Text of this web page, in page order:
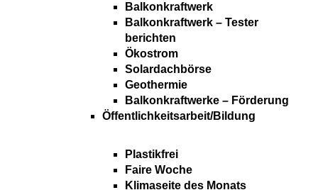
Balkonkraftwerk
Balkonkraftwerk – Tester
berichten
Ökostrom
Solardachbörse
Geothermie
Balkonkraftwerke – Förderung
Öffentlichkeitsarbeit/Bildung
Plastikfrei
Faire Woche
Klimaseite des Monats